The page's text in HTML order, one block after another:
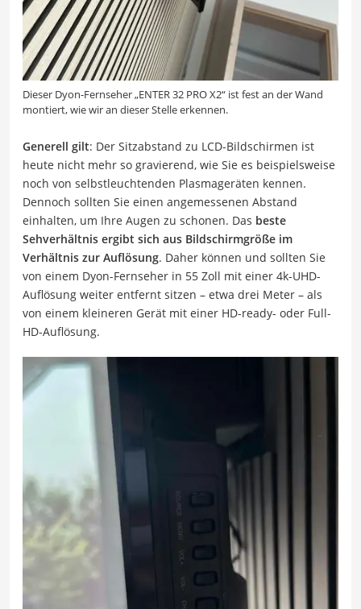
Dieser Dyon-Fernseher „ENTER 32 PRO X2“ ist fest an der Wand
montiert, wie wir an dieser Stelle erkennen.
Generell gilt: Der Sitzabstand zu LCD-Bildschirmen ist
heute nicht mehr so gravierend, wie Sie es beispielsweise
noch von selbstleuchtenden Plasmageräten kennen.
Dennoch sollten Sie einen angemessenen Abstand
einhalten, um Ihre Augen zu schonen. Das beste
Sehverhältnis ergibt sich aus Bildschirmgröße im
Verhältnis zur Auflösung. Daher können und sollten Sie
von einem Dyon-Fernseher in 55 Zoll mit einer 4k-UHD-
Auflösung weiter entfernt sitzen – etwa drei Meter – als
von einem kleineren Gerät mit einer HD-ready- oder Full-
HD-Auflösung.